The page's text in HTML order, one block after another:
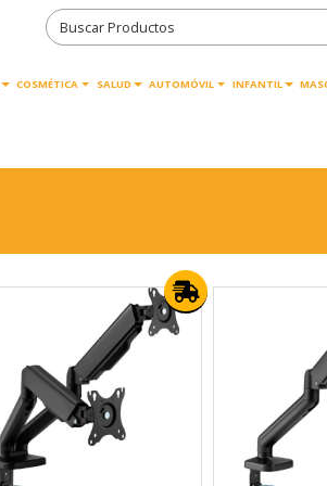
COSMÉTICA SALUD AUTOMÓVIL INFANTIL